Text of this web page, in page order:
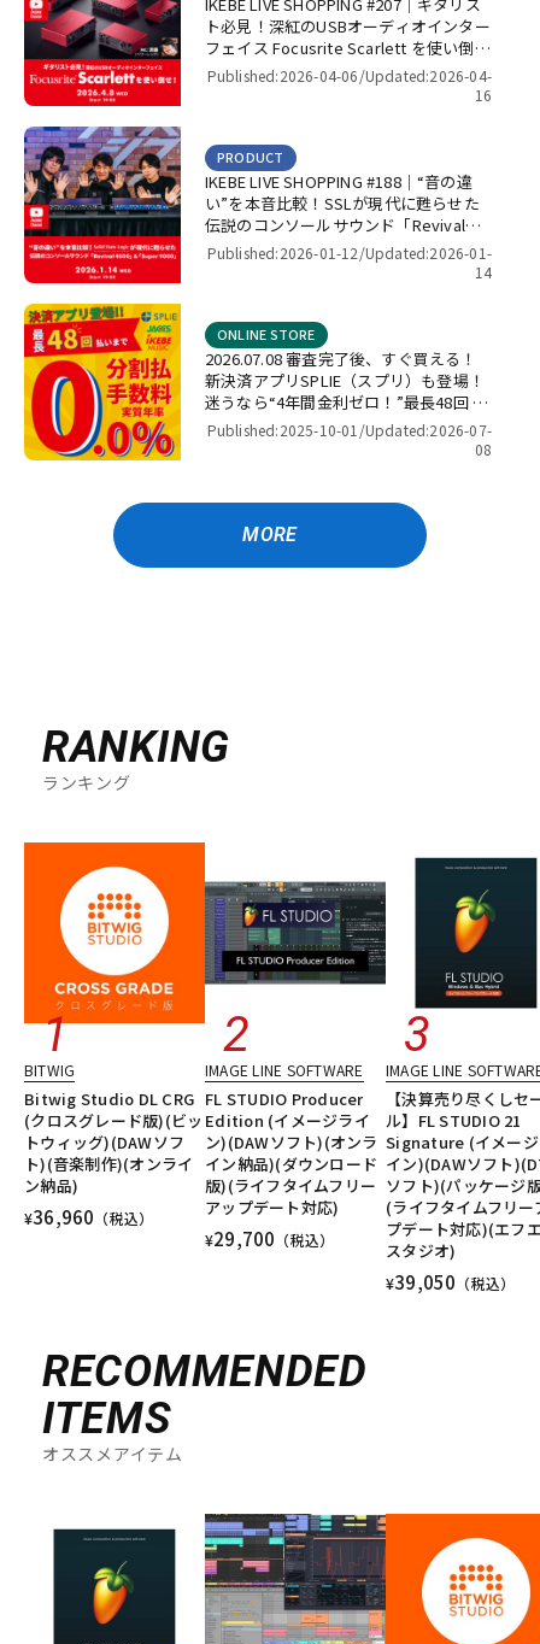
ト必見！深紅のUSBオーディオインター
フェイス Focusrite Scarlett を使い倒
せ！【presented by パワーレック】
Published:2026-04-06/Updated:2026-04-
16
IKEBE LIVE SHOPPING #188｜“音の違
い”を本音比較！SSLが現代に甦らせた
伝説のコンソールサウンド「Revival
4000」＆「Super 9000」【presented
PRODUCT
Published:2026-01-12/Updated:2026-01-
14
2026.07.08 審査完了後、すぐ買える！
新決済アプリSPLIE（スプリ）も登場！
迷うなら“4年間金利ゼロ！”最長48回 無
金利キャンペーン
ONLINE STORE
Published:2025-10-01/Updated:2026-07-
08
MORE
RANKING
ランキング
BITWIG
Bitwig Studio DL CRG
(クロスグレード版)(ビッ
トウィッグ)(DAWソフ
ト)(音楽制作)(オンライ
ン納品)
¥36,960 （税込）
IMAGE LINE SOFTWARE
FL STUDIO Producer
Edition (イメージライ
ン)(DAWソフト)(オンラ
イン納品)(ダウンロード
版)(ライフタイムフリー
アップデート対応)
¥29,700 （税込）
IMAGE LINE
【決算売り尽くしセ
ル】FL STUDIO 21
Signature (イメー
イン)(DAWソフト
ソフト)(パッケージ
(ライフタイムフリー
プデート対応)(エフ
スタジオ)
¥39,050 （税込）
RECOMMENDED
ITEMS
オススメアイテム